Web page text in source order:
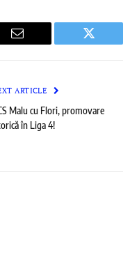
Email Twitter
ARTICLE
Malu cu Flori, promovare
în Liga 4!